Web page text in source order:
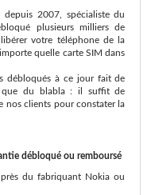
2007, spécialiste du
plusieurs milliers de
votre téléphone de la
quelle carte SIM dans
débloqués à ce jour fait de
que du blabla : il suffit de
nos clients pour constater la
débloqué ou remboursé
du fabriquant Nokia ou